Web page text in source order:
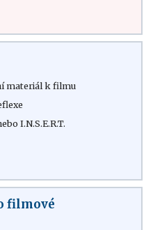
materiál k filmu
I.N.S.E.R.T.
filmové